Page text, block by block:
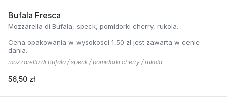
Bufala Fresca
Mozzarella di Bufala, speck, pomidorki cherry, rukola.
Cena opakowania w wysokości 1,50 zł jest zawarta w cenie
dania.
mozzarella di Bufala / speck / pomidorki cherry / rukola
56,50 zł